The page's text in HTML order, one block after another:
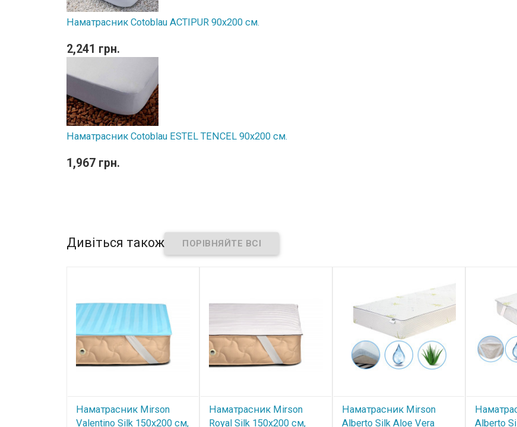
Наматрасник Cotoblau ACTIPUR 90х200 см.
2,241 грн.
Наматрасник Cotoblau ESTEL TENCEL 90х200 см.
1,967 грн.
Дивіться також
Наматрасник Mirson
Valentino Silk 150x200 см,
Наматрасник Mirson
Royal Silk 150x200 см,
Наматрасник Mirson
Alberto Silk Aloe Vera
Alberto